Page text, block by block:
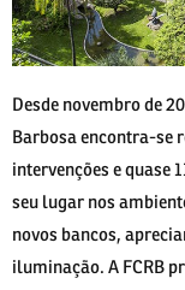
Desde novembro de
Barbosa encontra-se
intervenções e quase
seu lugar nos
novos bancos,
iluminação. A FCRB